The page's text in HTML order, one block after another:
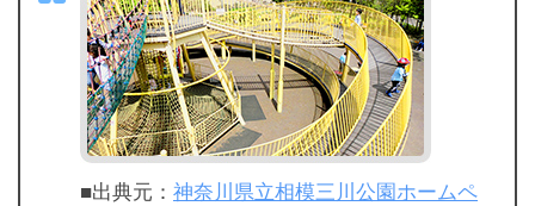
■出典元： 神奈川県立相模三川公園ホームペ